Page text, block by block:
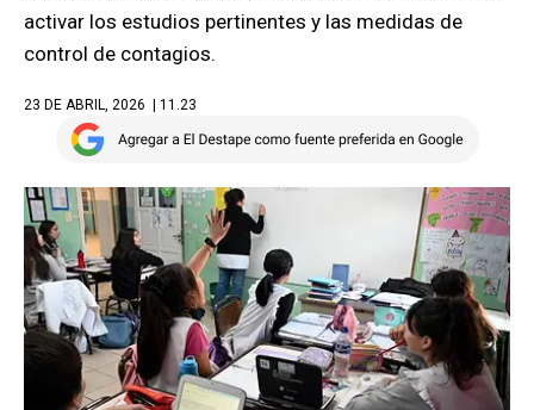
activar los estudios pertinentes y las medidas de
control de contagios.
23 DE ABRIL, 2026 | 11.23